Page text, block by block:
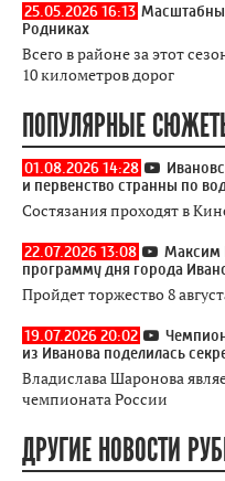
25.05.2026 16:13
Родниках
Всего в районе за этот
10 километров дорог
ПОПУЛЯРНЫЕ
01.08.2026 14:28
и первенство странны по
Состязания проходят в
22.07.2026 13:08
Максим
программу дня города
Пройдет торжество 8
19.07.2026 20:02
из Иванова поделилась
Владислава Шаронова
чемпионата России
ДРУГИЕ НОВОСТИ